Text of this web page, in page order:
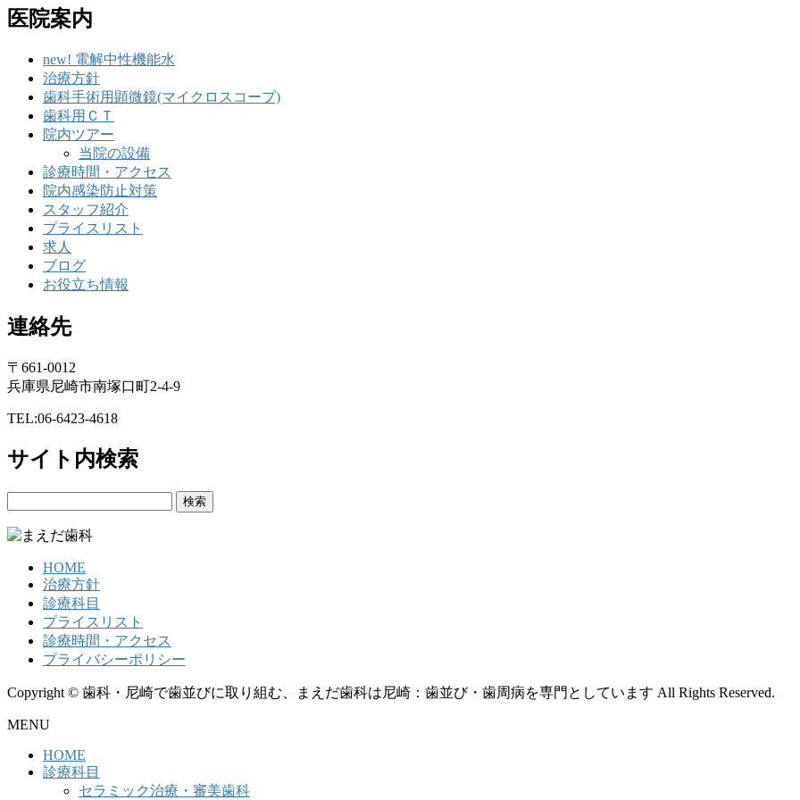
医院案内
new! 電解中性機能水
治療方針
歯科手術用顕微鏡(マイクロスコープ)
歯科用ＣＴ
院内ツアー
当院の設備
診療時間・アクセス
院内感染防止対策
スタッフ紹介
プライスリスト
求人
ブログ
お役立ち情報
連絡先
〒661-0012
兵庫県尼崎市南塚口町2-4-9
TEL:06-6423-4618
サイト内検索
HOME
治療方針
診療科目
プライスリスト
診療時間・アクセス
プライバシーポリシー
Copyright © 歯科・尼崎で歯並びに取り組む、まえだ歯科は尼崎：歯並び・歯周病を専門としています All Rights Reserved.
MENU
HOME
診療科目
セラミック治療・審美歯科